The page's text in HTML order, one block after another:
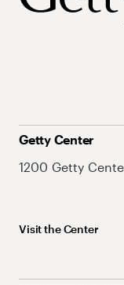
Getty Center
1200 Getty
Visit the Center